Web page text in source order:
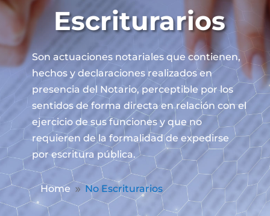
Escriturarios
Son actuaciones notariales que contienen,
hechos y declaraciones realizados en
presencia del Notario, perceptible por los
sentidos de forma directa en relación con el
ejercicio de sus funciones y que no
requieren de la formalidad de expedirse
por escritura pública.
Home 9 No Escriturarios